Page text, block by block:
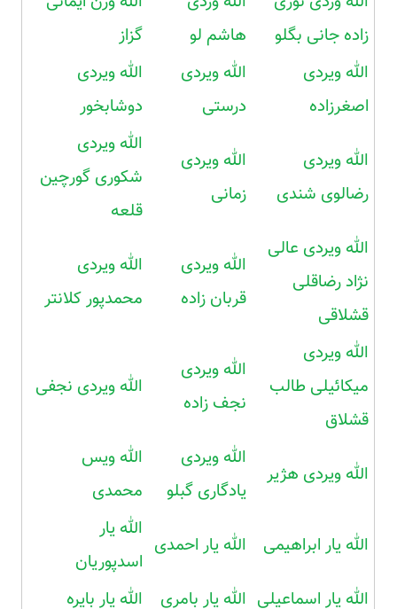
زاده جانی بگلو
هاشم لو
گزاز
الله ویردی
اصغرزاده
الله ویردی
درستی
الله ویردی
دوشابخور
الله ویردی
رضالوی شندی
الله ویردی
زمانی
الله ویردی
شکوری گورچین
قلعه
الله ویردی عالی
نژاد رضاقلی
قشلاقی
الله ویردی
قربان زاده
الله ویردی
محمدپور کلانتر
الله ویردی
میکائیلی طالب
قشلاق
الله ویردی
نجف زاده
الله ویردی نجفی
الله ویردی هژیر
الله ویردی
یادگاری گبلو
الله ویس
محمدی
الله یار ابراهیمی الله یار احمدی
الله یار
اسدپوریان
الله یار اسماعیلی الله یار بامری الله یار بایره